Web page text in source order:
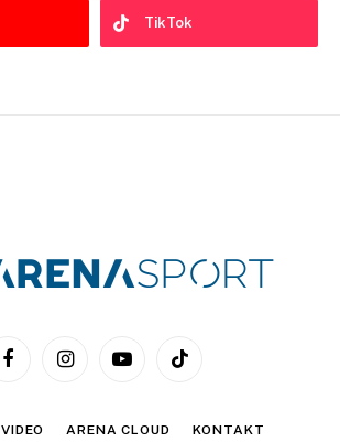
TikTok
FacebookInstagramYouTubeTikTok
VIDEO ARENA CLOUD KONTAKT